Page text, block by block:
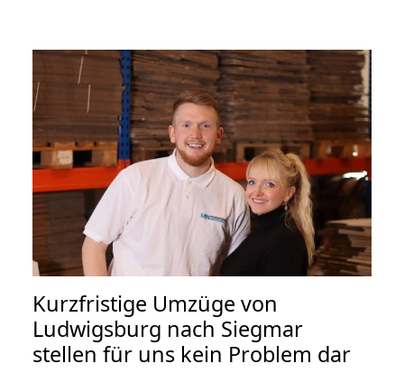
Kurzfristige Umzüge von
Ludwigsburg nach Siegmar
stellen für uns kein Problem dar